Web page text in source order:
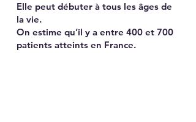
Elle peut débuter à tous les âges de
la vie.
On estime qu’il y a entre 400 et 700
patients atteints en France.